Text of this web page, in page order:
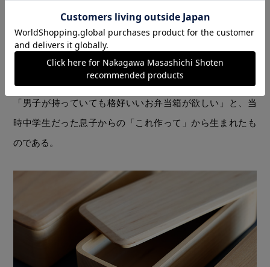
節はとても難しいんです」。旋盤で削り出すものの、最終
調整は職人が一つひとつ手作業で行っているというから恐
れ入る。
また無垢の山桜をくり抜いて作られたお弁当箱。これは
「男子が持っていても格好いいお弁当箱が欲しい」と、当
時中学生だった息子からの「これ作って」から生まれたも
のである。